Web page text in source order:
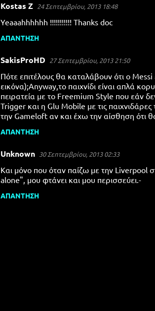
Kostas Z 24 Σεπτεμβρίου, 2013 18:48
Yeaaahhhhhh !!!!!!!!!!! Thanks doc
ΑΠΆΝΤΗΣΗ
SakisProHD 27 Σεπτεμβρίου, 2013 21:50
Πότε επιτέλους θα καταλάβουν ότι ο
εικόνα);Anyway,το παιχνίδι είναι απλά
πειρατεία με το Freemium Style που εάν
Trigger και η Glu Mobile με τις
την Gameloft αν και έχω την αίσθηση ότι
ΑΠΆΝΤΗΣΗ
Unknown 30 Σεπτεμβρίου, 2013 02:33
Και μόνο που όταν παίζω με την Liverpool
alone", μου φτάνει και μου περισσεύει.-
ΑΠΆΝΤΗΣΗ